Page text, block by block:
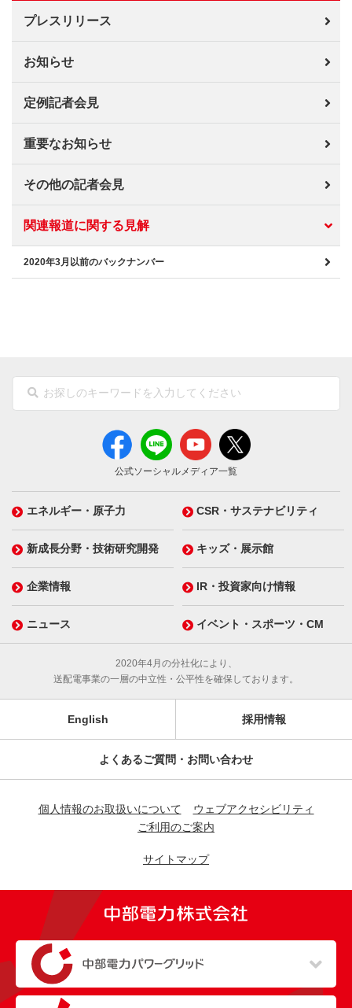
プレスリリース
お知らせ
定例記者会見
重要なお知らせ
その他の記者会見
関連報道に関する見解
2020年3月以前のバックナンバー
公式ソーシャルメディア一覧
エネルギー・原子力 CSR・サステナビリティ
新成長分野・技術研究開発 キッズ・展示館
企業情報 IR・投資家向け情報
ニュース イベント・スポーツ・CM
2020年4月の分社化により、
送配電事業の一層の中立性・公平性を確保しております。
English 採用情報
よくあるご質問・お問い合わせ
個人情報のお取扱いについて
ウェブアクセシビリティ
ご利用のご案内
サイトマップ
（新しいウィンドウを開きます）